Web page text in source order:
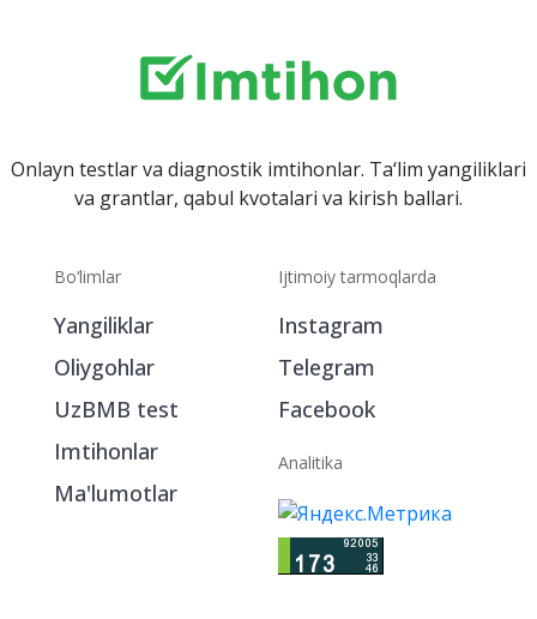
Onlayn testlar va diagnostik imtihonlar. Ta‘lim yangiliklari
va grantlar, qabul kvotalari va kirish ballari.
Bo‘limlar
Yangiliklar
Oliygohlar
UzBMB test
Imtihonlar
Ma'lumotlar
Ijtimoiy tarmoqlarda
Instagram
Telegram
Facebook
Analitika